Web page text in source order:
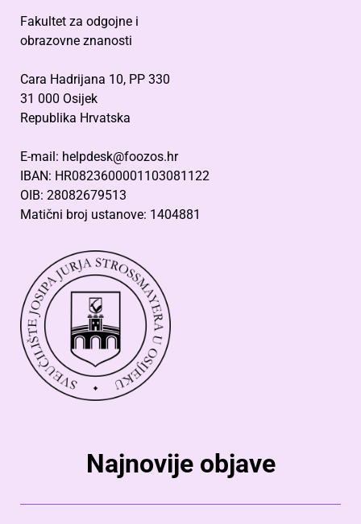
Fakultet za odgojne i
obrazovne znanosti
Cara Hadrijana 10, PP 330
31 000 Osijek
Republika Hrvatska
E-mail: helpdesk@foozos.hr
IBAN: HR0823600001103081122
OIB: 28082679513
Matični broj ustanove: 1404881
Najnovije objave